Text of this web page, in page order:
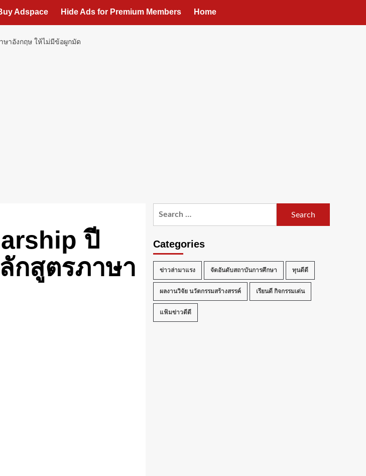
Adspace Hide Ads for Premium Members Home
ษาอังกฤษ ให้ไม่มีข้อผูกมัด
ปี
กสูตรภาษา
Categories
ข่าวล่ามาแรง จัดอันดับสถาบันการศึกษา ทุนดีดี
ผลงานวิจัย นวัตกรรมสร้างสรรค์ เรียนดี กิจกรรมเด่น
แฟ้มข่าวดีดี